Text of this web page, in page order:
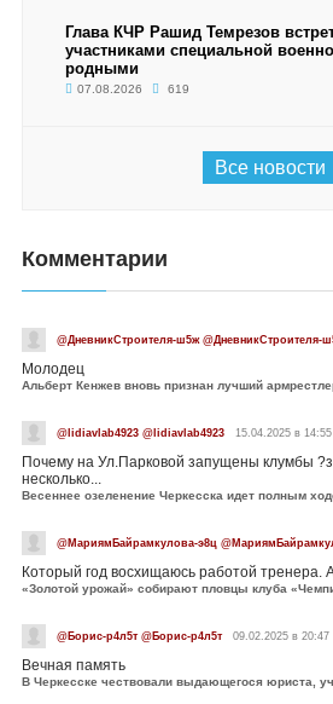
Глава КЧР Рашид Темрезов
участниками специальной
родными
07.08.2026 619
Все новости
Комментарии
@ДневникСтроителя-ш5ж @ДневникСтроителя-
Молодец
Альберт Кенжев вновь признан лучший
@lidiavlab4923 @lidiavlab4923 15.04.2025 в 14:55
Почему на Ул.Парковой запущены клумбы
несколько...
Весеннее озеленение Черкесска идет полным
@МариямБайрамкулова-э8ц
Который год восхищаюсь работой тренера.
«Золотой урожай» собирают пловцы клуба
@Борис-р4л5т @Борис-р4л5т 09.02.2025 в 20:47
Вечная память